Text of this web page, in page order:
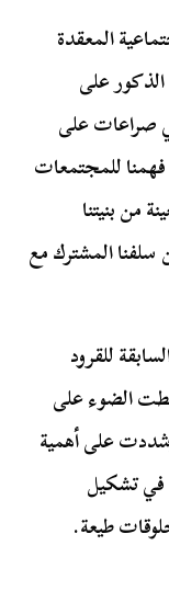
المعقدة
على
صراعات على
للمجتمعات
من بنيتنا
المشترك مع
للقرود
الضوء على
وشددت على أهمية
في تشكيل
طيعة.